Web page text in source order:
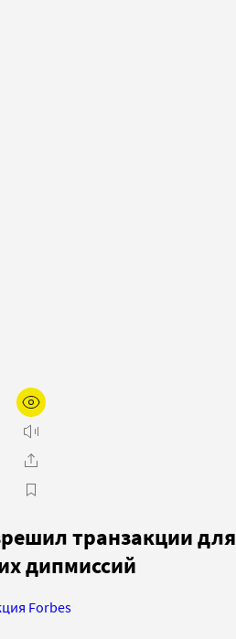
транзакции для
дипмиссий
Forbes